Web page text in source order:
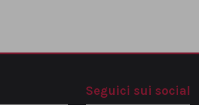
Seguici sui social